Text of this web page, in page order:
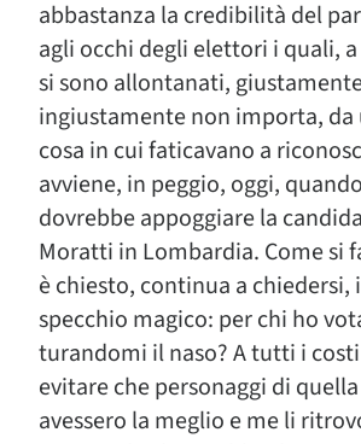
abbastanza la credibilità del
agli occhi degli elettori i quali,
si sono allontanati,
ingiustamente non importa, da
cosa in cui faticavano a
avviene, in peggio, oggi,
dovrebbe appoggiare la
Moratti in Lombardia. Come si
è chiesto, continua a chiedersi,
specchio magico: per chi ho
turandomi il naso? A tutti i
evitare che personaggi di
avessero la meglio e me li